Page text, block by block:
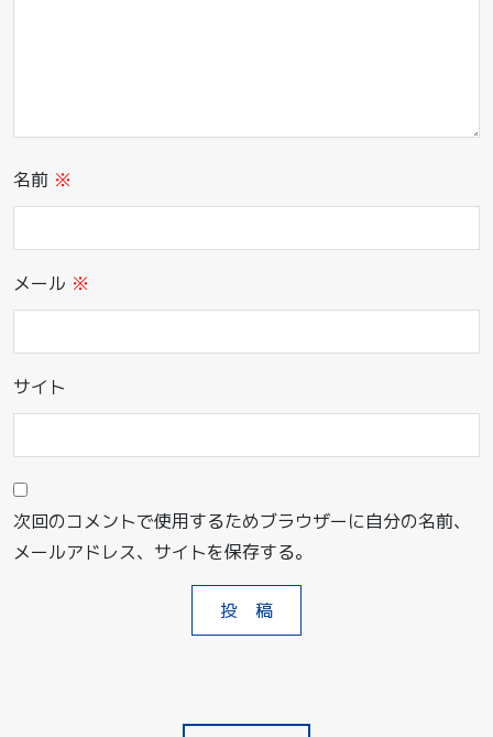
名前 ※
メール ※
サイト
次回のコメントで使用するためブラウザーに自分の名前、
メールアドレス、サイトを保存する。